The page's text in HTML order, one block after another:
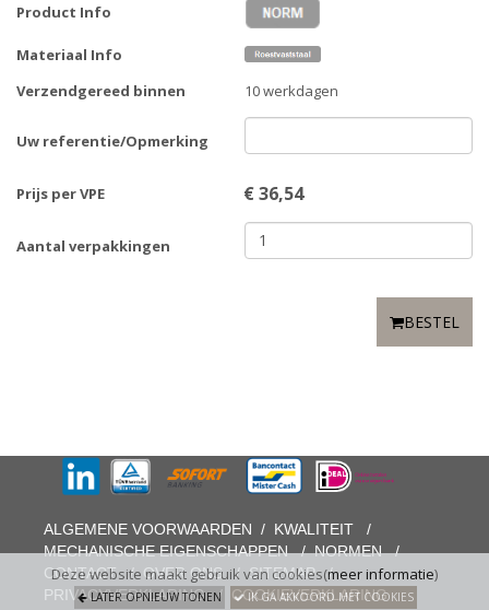
Product Info
Materiaal Info
Verzendgereed binnen
10 werkdagen
Uw referentie/Opmerking
Prijs per VPE €36,54
Aantal verpakkingen
BESTEL
Deze website maakt gebruik van cookies(meer informatie)
LATER OPNIEUW TONEN IK GA AKKOORD MET COOKIES
ALGEMENE VOORWAARDEN / KWALITEIT
/
MECHANISCHE EIGENSCHAPPEN/NORMEN/
CONTACT/OVER ONS/SITEMAP/
PRIVACYVERKLARING/ COOKIEVERKLARING